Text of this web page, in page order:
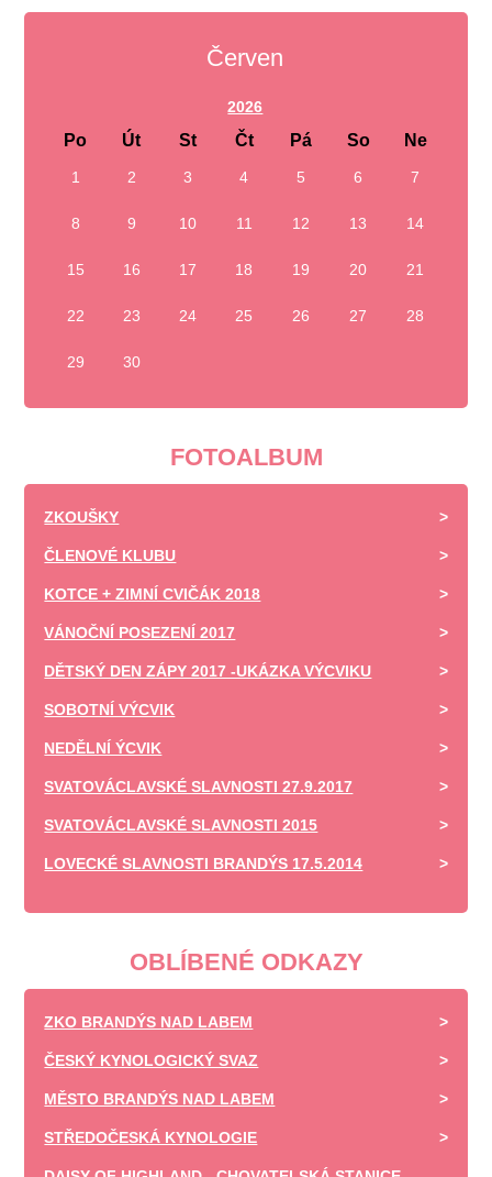
Červen
2026
Po Út St Čt Pá So Ne
1 2 3 4 5 6 7
8 9 10 11 12 13 14
15 16 17 18 19 20 21
22 23 24 25 26 27 28
29 30
FOTOALBUM
ZKOUŠKY
ČLENOVÉ KLUBU
KOTCE + ZIMNÍ CVIČÁK 2018
VÁNOČNÍ POSEZENÍ 2017
DĚTSKÝ DEN ZÁPY 2017 -UKÁZKA VÝCVIKU
SOBOTNÍ VÝCVIK
NEDĚLNÍ ÝCVIK
SVATOVÁCLAVSKÉ SLAVNOSTI 27.9.2017
SVATOVÁCLAVSKÉ SLAVNOSTI 2015
LOVECKÉ SLAVNOSTI BRANDÝS 17.5.2014
OBLÍBENÉ ODKAZY
ZKO BRANDÝS NAD LABEM
ČESKÝ KYNOLOGICKÝ SVAZ
MĚSTO BRANDÝS NAD LABEM
STŘEDOČESKÁ KYNOLOGIE